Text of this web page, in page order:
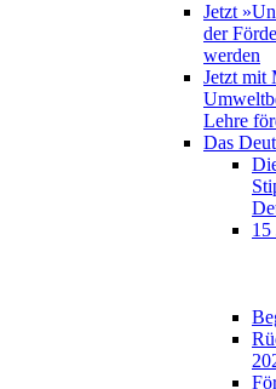
Jetzt
der
werden
Jetzt mit
Lehre
Das
15